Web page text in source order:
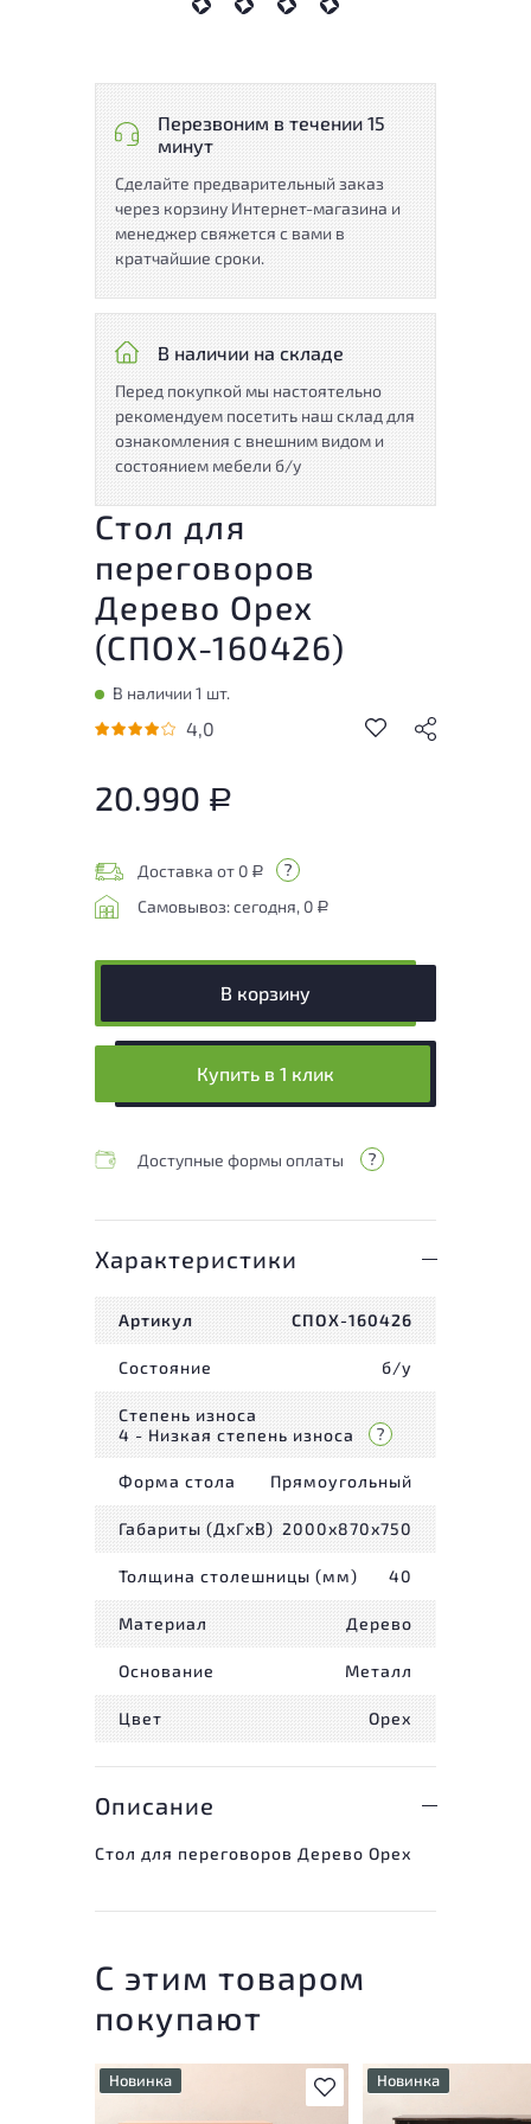
Перезвоним в течении 15
минут
Сделайте предварительный заказ
через корзину Интернет-магазина и
менеджер свяжется с вами в
кратчайшие сроки.
В наличии на складе
Перед покупкой мы настоятельно
рекомендуем посетить наш склад для
ознакомления с внешним видом и
состоянием мебели б/у
Стол для
переговоров
Дерево Орех
(СПОХ-160426)
В наличии 1 шт.
4,0
20.990 Р
Доставка от 0 Р
Самовывоз: сегодня, 0 Р
В корзину
Купить в 1 клик
Доступные формы оплаты
Характеристики
Артикул СПОХ-160426
Состояние б/у
Степень износа
4 - Низкая степень износа
Форма стола Прямоугольный
Габариты (ДxГxВ) 2000x870x750
Толщина столешницы (мм) 40
Материал Дерево
Основание Металл
Цвет Орех
Описание
Стол для переговоров Дерево Орех
С этим товаром
покупают
В избранное
Новинка Новинка
У товара